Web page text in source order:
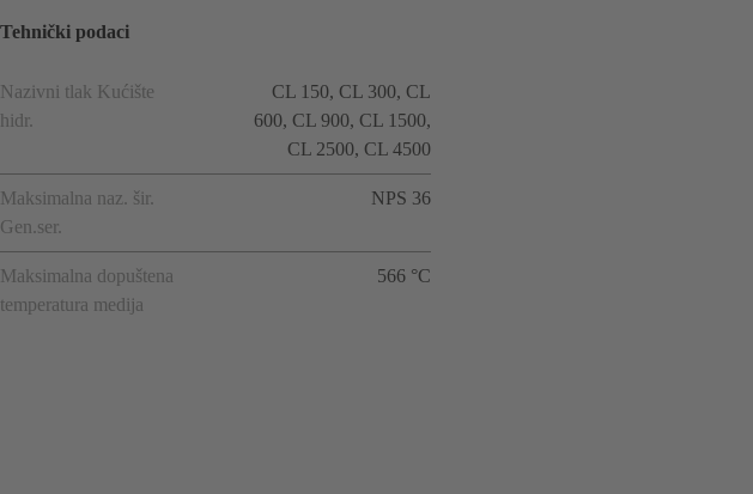
Tehnički podaci
Nazivni tlak Kućište
hidr.
CL 150, CL 300, CL
600, CL 900, CL 1500,
CL 2500, CL 4500
Maksimalna naz. šir.
Gen.ser.
NPS 36
Maksimalna dopuštena
temperatura medija
566 °C